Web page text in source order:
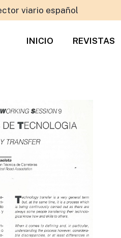
viario español
INICIO REVISTAS